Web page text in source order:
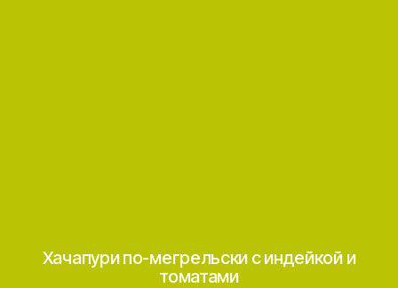
Хачапури по-мегрельски с индейкой и
томатами